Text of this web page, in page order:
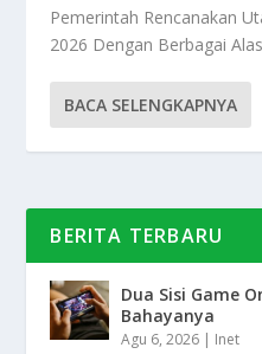
Pemerintah Rencanakan
2026 Dengan Berbagai
BACA SELENGKAPNYA
BERITA TERBARU
Dua Sisi Game
Bahayanya
Agu 6, 2026 | Inet